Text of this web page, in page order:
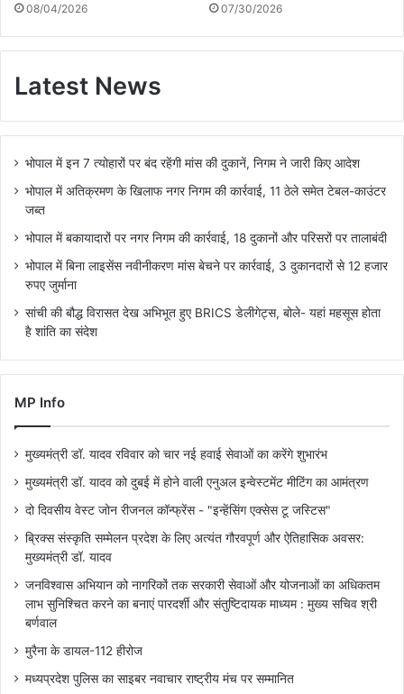
08/04/2026 07/30/2026
Latest News
भोपाल में इन 7 त्योहारों पर बंद रहेंगी मांस की दुकानें, निगम ने जारी किए आदेश
भोपाल में अतिक्रमण के खिलाफ नगर निगम की कार्रवाई, 11 ठेले समेत टेबल-काउंटर
जब्त
भोपाल में बकायादारों पर नगर निगम की कार्रवाई, 18 दुकानों और परिसरों पर तालाबंदी
भोपाल में बिना लाइसेंस नवीनीकरण मांस बेचने पर कार्रवाई, 3 दुकानदारों से 12 हजार
रुपए जुर्माना
सांची की बौद्ध विरासत देख अभिभूत हुए BRICS डेलीगेट्स, बोले- यहां महसूस होता
है शांति का संदेश
MP Info
मुख्यमंत्री डॉ. यादव रविवार को चार नई हवाई सेवाओं का करेंगे शुभारंभ
मुख्यमंत्री डॉ. यादव को दुबई में होने वाली एनुअल इन्वेस्टमेंट मीटिंग का आमंत्रण
दो दिवसीय वेस्ट जोन रीजनल कॉन्फ्रेंस - "इन्हेंसिंग एक्सेस टू जस्टिस"
ब्रिक्स संस्कृति सम्मेलन प्रदेश के लिए अत्यंत गौरवपूर्ण और ऐतिहासिक अवसर:
मुख्यमंत्री डॉ. यादव
जनविश्वास अभियान को नागरिकों तक सरकारी सेवाओं और योजनाओं का अधिकतम
लाभ सुनिश्चित करने का बनाएं पारदर्शी और संतुष्टिदायक माध्यम : मुख्य सचिव श्री
बर्णवाल
मुरैना के डायल-112 हीरोज
मध्यप्रदेश पुलिस का साइबर नवाचार राष्ट्रीय मंच पर सम्मानित